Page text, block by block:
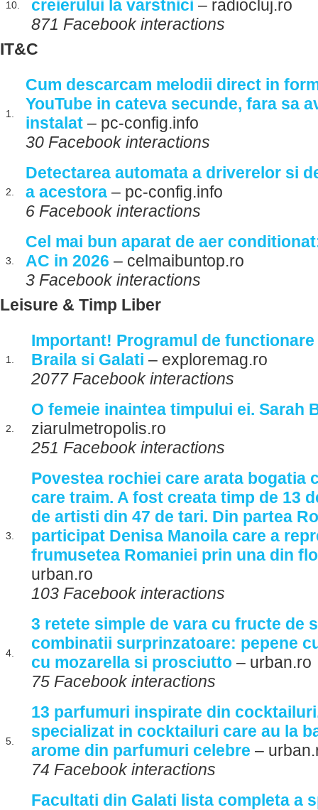
10. creierului la varstnici – radiocluj.ro
871 Facebook interactions
IT&C
1.
Cum descarcam melodii direct in
YouTube in cateva secunde, fara sa
instalat – pc-config.info
30 Facebook interactions
2.
Detectarea automata a driverelor si
a acestora – pc-config.info
6 Facebook interactions
3.
Cel mai bun aparat de aer
AC in 2026 – celmaibuntop.ro
3 Facebook interactions
Leisure & Timp Liber
1.
Important! Programul de
Braila si Galati – exploremag.ro
2077 Facebook interactions
2.
O femeie inaintea timpului ei. Sarah
ziarulmetropolis.ro
251 Facebook interactions
3.
Povestea rochiei care arata bogatia
care traim. A fost creata timp de 13
de artisti din 47 de tari. Din partea
participat Denisa Manoila care a
frumusetea Romaniei prin una din
urban.ro
103 Facebook interactions
4.
3 retete simple de vara cu fructe de
combinatii surprinzatoare: pepene
cu mozarella si prosciutto – urban.ro
75 Facebook interactions
5.
13 parfumuri inspirate din
specializat in cocktailuri care au la
arome din parfumuri celebre –
74 Facebook interactions
Facultati din Galati lista completa a